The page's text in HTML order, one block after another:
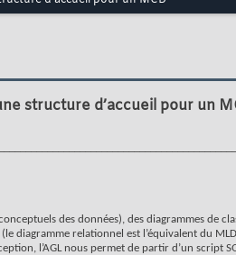
structure d’accueil pour un
des données), des diagrammes de
diagramme relationnel est l’équivalent du
l’AGL nous permet de partir d’un script